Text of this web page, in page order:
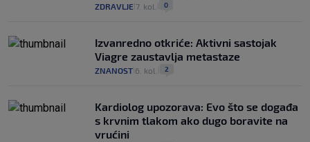
ZDRAVLJE 7. kol. 0
Izvanredno otkriće: Aktivni sastojak
Viagre zaustavlja metastaze
ZNANOST 6. kol. 2
Kardiolog upozorava: Evo što se događa
s krvnim tlakom ako dugo boravite na
vrućini